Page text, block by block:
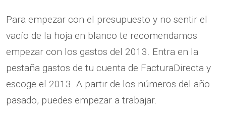
Para empezar con el presupuesto y no sentir el
vacío de la hoja en blanco te recomendamos
empezar con los gastos del 2013. Entra en la
pestaña gastos de tu cuenta de FacturaDirecta y
escoge el 2013. A partir de los números del año
pasado, puedes empezar a trabajar.